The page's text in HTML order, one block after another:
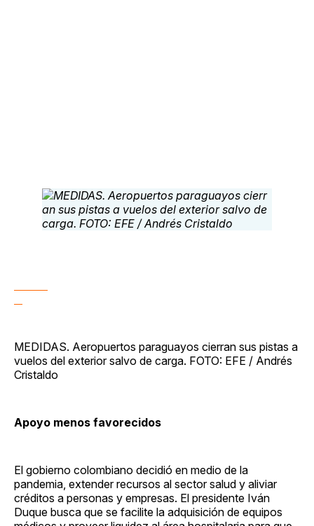
MEDIDAS. Aeropuertos paraguayos cierran sus pistas a
vuelos del exterior salvo de carga. FOTO: EFE / Andrés
Cristaldo
Apoyo menos favorecidos
El gobierno colombiano decidió en medio de la
pandemia, extender recursos al sector salud y aliviar
créditos a personas y empresas. El presidente Iván
Duque busca que se facilite la adquisición de equipos